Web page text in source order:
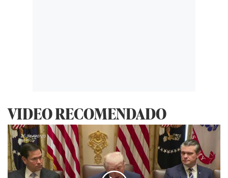
VIDEO RECOMENDADO